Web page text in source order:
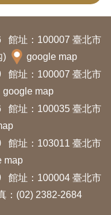
館址：100007 臺北市
)
google map
館址：100007 臺北市
google map
館址：100035 臺北市
館址：103011 臺北市
map
館址：100004 臺北市
：(02) 2382-2684